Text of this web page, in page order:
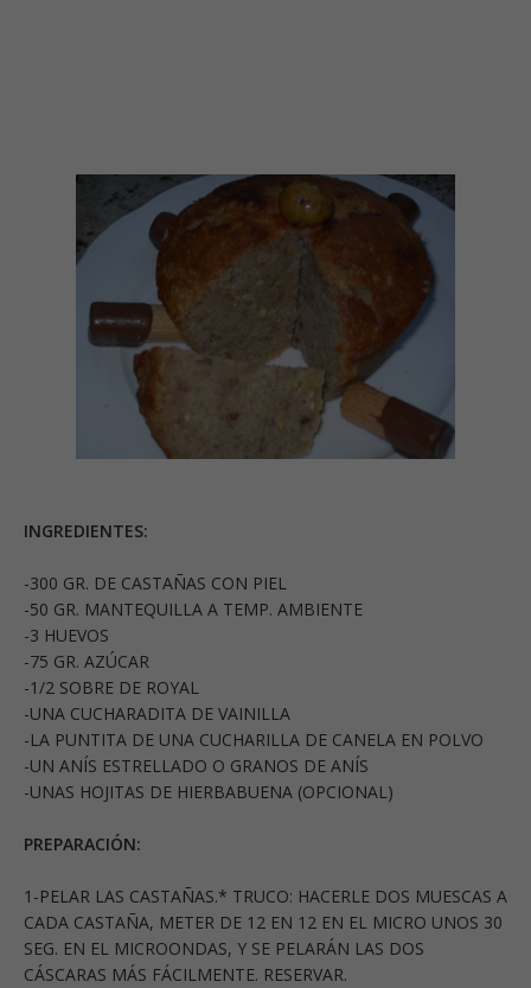
INGREDIENTES:
-300 GR. DE CASTAÑAS CON PIEL
-50 GR. MANTEQUILLA A TEMP. AMBIENTE
-3 HUEVOS
-75 GR. AZÚCAR
-1/2 SOBRE DE ROYAL
-UNA CUCHARADITA DE VAINILLA
-LA PUNTITA DE UNA CUCHARILLA DE CANELA EN POLVO
-UN ANÍS ESTRELLADO O GRANOS DE ANÍS
-UNAS HOJITAS DE HIERBABUENA (OPCIONAL)
PREPARACIÓN:
1-PELAR LAS CASTAÑAS.* TRUCO: HACERLE DOS MUESCAS A
CADA CASTAÑA, METER DE 12 EN 12 EN EL MICRO UNOS 30
SEG. EN EL MICROONDAS, Y SE PELARÁN LAS DOS
CÁSCARAS MÁS FÁCILMENTE. RESERVAR.